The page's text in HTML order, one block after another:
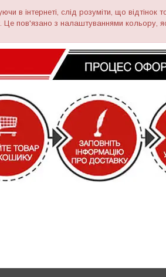
в інтернеті, слід розуміти, що
Це пов'язано з налаштуваннями кольору,